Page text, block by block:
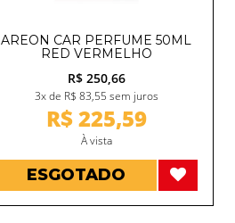
AREON CAR PERFUME 50ML
RED VERMELHO
R$ 250,66
3x de R$ 83,55 sem juros
R$ 225,59
À vista
ESGOTADO